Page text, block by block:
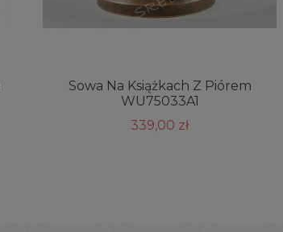
Sowa Na Książkach Z Piórem
WU75033A1
339,00 zł